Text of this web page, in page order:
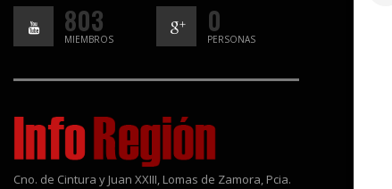
803
MIEMBROS
0
PERSONAS
Cno. de Cintura y Juan XXIII, Lomas de Zamora, Pcia.